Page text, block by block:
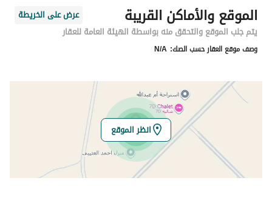
رقم المبنى
6441
الرقم الاضافي
خط العرض
24.44231445667811
46.70583634604435
تفاصيل العقار
نوع الإعلان
للبيع
الموقع والأماكن القريبة
عرض على الخريطة
يتم جلب الموقع والتحقق منه بواسطة الهيئة العامة للعقار
وصف موقع العقار حسب الصك: N/A
انظر الموقع